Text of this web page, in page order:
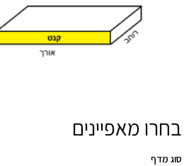
בחרו מאפיינים
סוג מדף